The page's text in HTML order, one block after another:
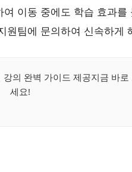
이동 중에도 학습 효과를
팀에 문의하여 신속하게
의 완벽 가이드 제공지금 바
세요!